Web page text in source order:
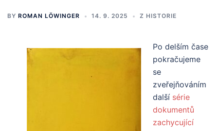
BY ROMAN LÖWINGER 14. 9. 2025 Z HISTORIE
Po delším čase
pokračujeme
se
zveřejňováním
další série
dokumentů
zachycující